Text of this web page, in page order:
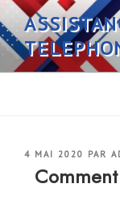
Aller
au
contenu
principal
PUBLIÉ
4 MAI 2020 PAR